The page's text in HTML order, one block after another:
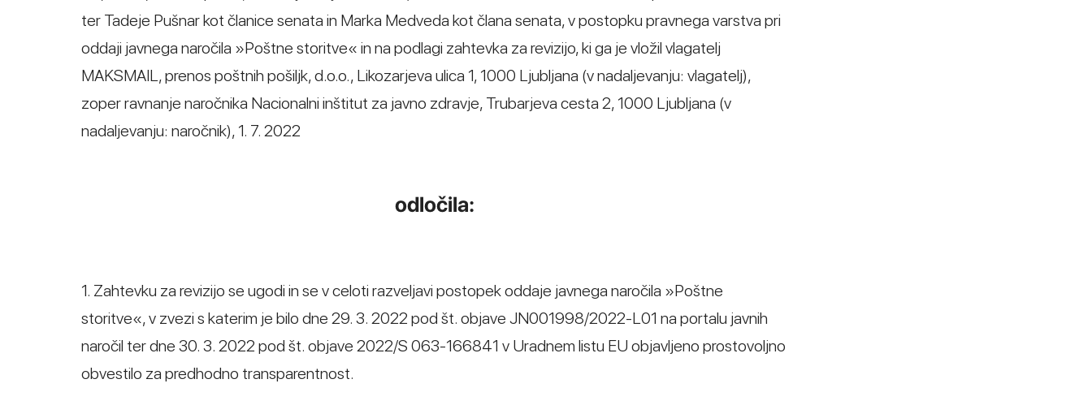
ter Tadeje Pušnar kot članice senata in Marka Medveda kot člana senata, v postopku pravnega varstva pri
oddaji javnega naročila »Poštne storitve« in na podlagi zahtevka za revizijo, ki ga je vložil vlagatelj
MAKSMAIL, prenos poštnih pošiljk, d.o.o., Likozarjeva ulica 1, 1000 Ljubljana (v nadaljevanju: vlagatelj),
zoper ravnanje naročnika Nacionalni inštitut za javno zdravje, Trubarjeva cesta 2, 1000 Ljubljana (v
nadaljevanju: naročnik), 1. 7. 2022
odločila:
1. Zahtevku za revizijo se ugodi in se v celoti razveljavi postopek oddaje javnega naročila »Poštne
storitve«, v zvezi s katerim je bilo dne 29. 3. 2022 pod št. objave JN001998/2022-L01 na portalu javnih
naročil ter dne 30. 3. 2022 pod št. objave 2022/S 063-166841 v Uradnem listu EU objavljeno prostovoljno
obvestilo za predhodno transparentnost.